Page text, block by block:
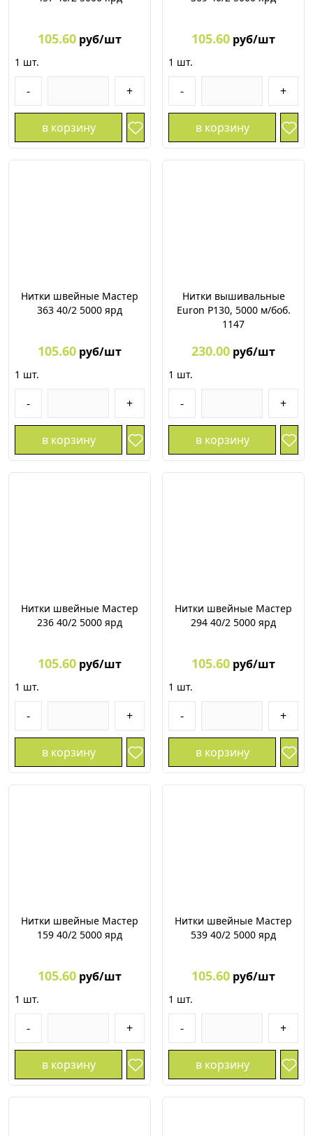
105.60 руб/шт
1 шт.
- +
в корзину
105.60 руб/шт
1 шт.
- +
в корзину
Нитки швейные Мастер
363 40/2 5000 ярд
105.60 руб/шт
1 шт.
- +
в корзину
Нитки вышивальные
Euron P130, 5000 м/боб.
1147
230.00 руб/шт
1 шт.
- +
в корзину
Нитки швейные Мастер
236 40/2 5000 ярд
105.60 руб/шт
1 шт.
- +
в корзину
Нитки швейные Мастер
294 40/2 5000 ярд
105.60 руб/шт
1 шт.
- +
в корзину
Нитки швейные Мастер
159 40/2 5000 ярд
105.60 руб/шт
1 шт.
- +
в корзину
Нитки швейные Мастер
539 40/2 5000 ярд
105.60 руб/шт
1 шт.
- +
в корзину